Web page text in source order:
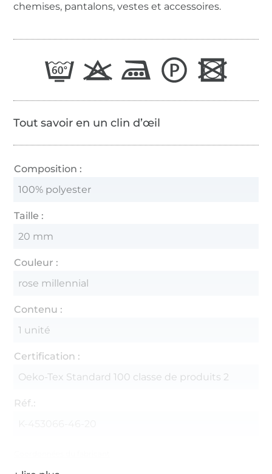
chemises, pantalons, vestes et accessoires.
Tout savoir en un clin d’œil
Composition :
100% polyester
Taille :
20 mm
Couleur :
rose millennial
Contenu :
1 unité
Certification :
Oeko-Tex Standard 100 classe de produits 2
Réf.: